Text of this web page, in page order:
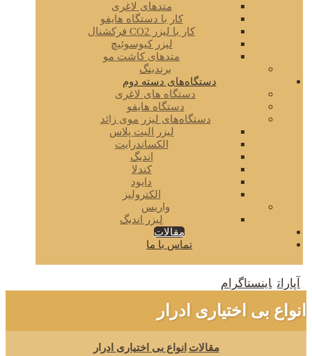
متدهای لاغری
کار با دستگاه هایفو
کار با لیزر CO2 فرکشنال
لیزر کیوسوئیچ
متدهای کاشت مو
برندینگ
دستگاه‌های دسته دوم
دستگاه های لاغری
دستگاه هایفو
دستگاه‌های لیزر موی زائد
لیزر الیت پلاس
الکساندرایت
اندیگ
کندلا
دایود
الکترولیز
واریس
لیزر اندیگ
مقالات
تماس با ما
آپارات اینستاگرام
انواع بی اختیاری ادرار
مقالات انواع بی اختیاری ادرار